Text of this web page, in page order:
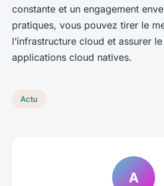
constante et un engagement
pratiques, vous pouvez tirer le
l’infrastructure cloud et assurer
applications cloud natives.
Actu
A